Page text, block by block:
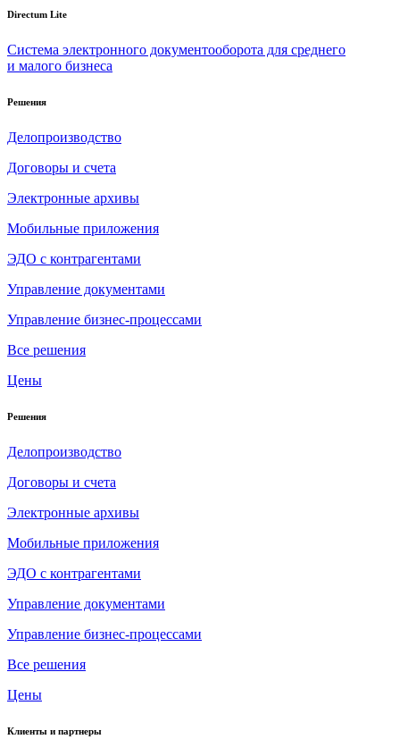
Directum Lite
Система электронного документооборота для среднего
и малого бизнеса
Решения
Делопроизводство
Договоры и счета
Электронные архивы
Мобильные приложения
ЭДО с контрагентами
Управление документами
Управление бизнес-процессами
Все решения
Цены
Решения
Делопроизводство
Договоры и счета
Электронные архивы
Мобильные приложения
ЭДО с контрагентами
Управление документами
Управление бизнес-процессами
Все решения
Цены
Клиенты и партнеры